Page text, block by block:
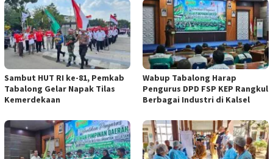
Sambut HUT RI ke-81, Pemkab
Tabalong Gelar Napak Tilas
Kemerdekaan
Wabup Tabalong Harap
Pengurus DPD FSP KEP Rangkul
Berbagai Industri di Kalsel